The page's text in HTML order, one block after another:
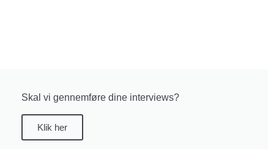
Skal vi gennemføre dine interviews?
Klik her